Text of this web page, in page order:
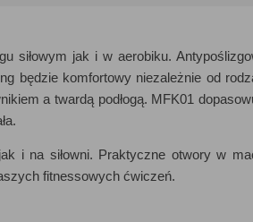
siłowym jak i w aerobiku.
będzie komfortowy niezależnie od
a twardą podłogą. MFK01
i na siłowni. Praktyczne otwory w
fitnessowych ćwiczeń.